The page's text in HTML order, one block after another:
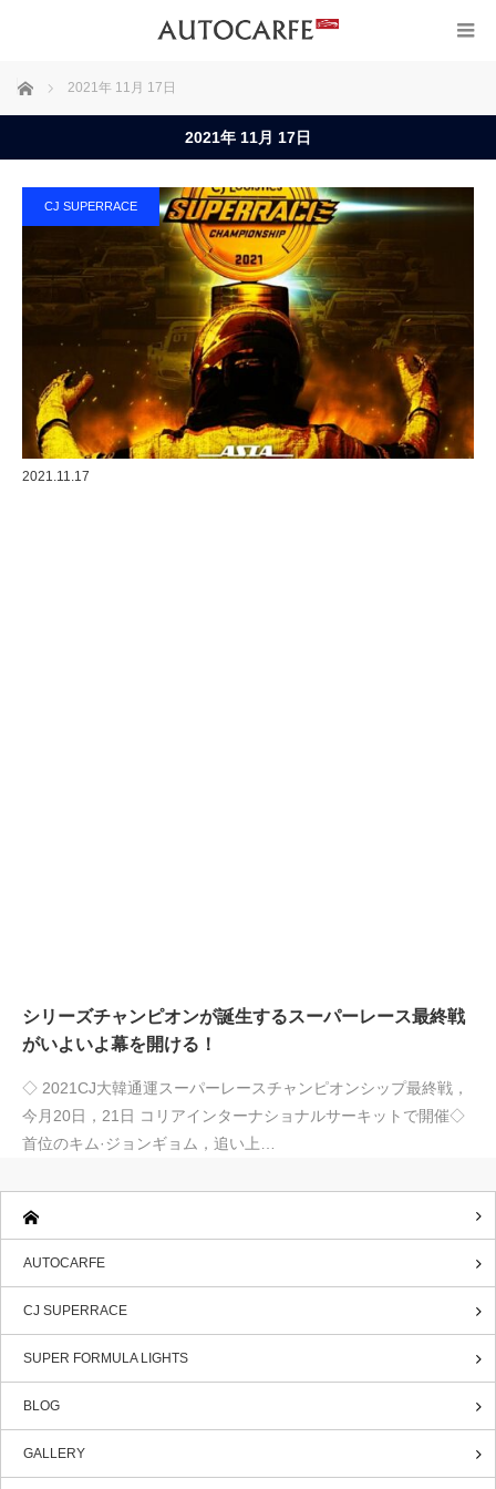
ホーム 2021年 11月 17日
2021年 11月 17日
CJ SUPERRACE
2021.11.17
シリーズチャンピオンが誕生するスーパーレース最終戦
がいよいよ幕を開ける！
◇ 2021CJ大韓通運スーパーレースチャンピオンシップ最終戦，
今月20日，21日 コリアインターナショナルサーキットで開催◇
首位のキム·ジョンギョム，追い上…
AUTOCARFE
CJ SUPERRACE
SUPER FORMULA LIGHTS
BLOG
GALLERY